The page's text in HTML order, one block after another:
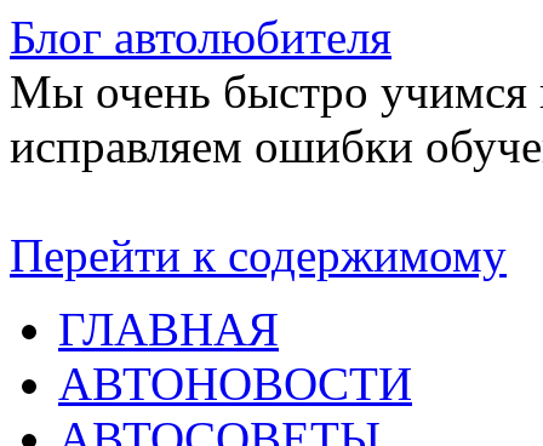
Блог автолюбителя
Мы очень быстро учимся
исправляем ошибки
Перейти к содержимому
ГЛАВНАЯ
АВТОНОВОСТИ